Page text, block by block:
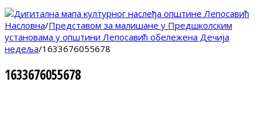
Насловна/Представом за малишане у Предшколским
установама у општини Лепосавић обележена Дечија
недеља/1633676055678
1633676055678